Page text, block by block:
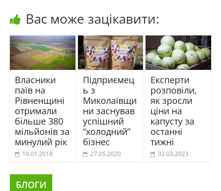
Вас може зацікавити:
Власники
паїв на
Рівненщині
отримали
більше 380
мільйонів за
минулий рік
19.01.2018
Підприємец
ь з
Миколаївщи
ни заснував
успішний
“холодний”
бізнес
27.05.2020
Експерти
розповіли,
як зросли
ціни на
капусту за
останні
тижні
02.03.2023
БЛОГИ